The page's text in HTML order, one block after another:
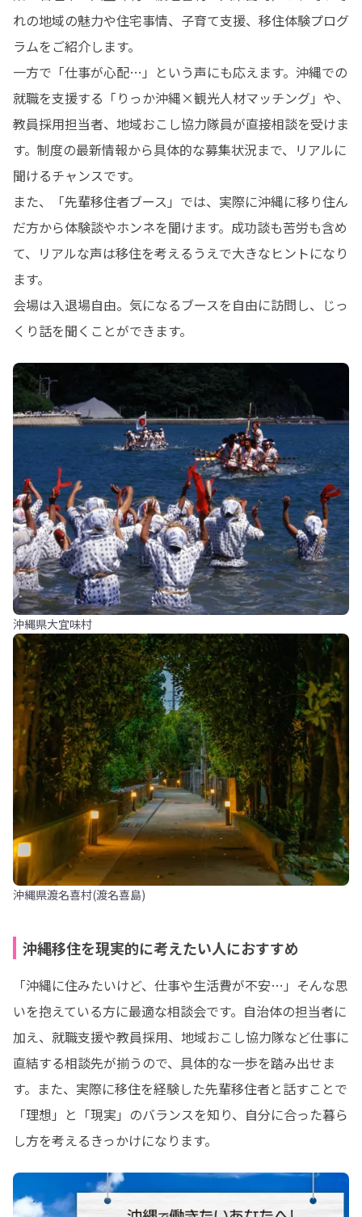
れの地域の魅力や住宅事情、子育て支援、移住体験プログ
ラムをご紹介します。
一方で「仕事が心配…」という声にも応えます。沖縄での
就職を支援する「りっか沖縄×観光人材マッチング」や、
教員採用担当者、地域おこし協力隊員が直接相談を受けま
す。制度の最新情報から具体的な募集状況まで、リアルに
聞けるチャンスです。
また、「先輩移住者ブース」では、実際に沖縄に移り住ん
だ方から体験談やホンネを聞けます。成功談も苦労も含め
て、リアルな声は移住を考えるうえで大きなヒントになり
ます。
会場は入退場自由。気になるブースを自由に訪問し、じっ
くり話を聞くことができます。
沖縄県大宜味村
沖縄県渡名喜村(渡名喜島)
沖縄移住を現実的に考えたい人におすすめ
「沖縄に住みたいけど、仕事や生活費が不安…」そんな思
いを抱えている方に最適な相談会です。自治体の担当者に
加え、就職支援や教員採用、地域おこし協力隊など仕事に
直結する相談先が揃うので、具体的な一歩を踏み出せま
す。また、実際に移住を経験した先輩移住者と話すことで
「理想」と「現実」のバランスを知り、自分に合った暮ら
し方を考えるきっかけになります。